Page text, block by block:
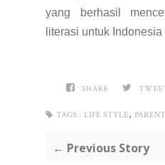
yang berhasil
literasi untuk Indonesia
SHARE
TAGS : LIFE STYLE,
← Previous Story